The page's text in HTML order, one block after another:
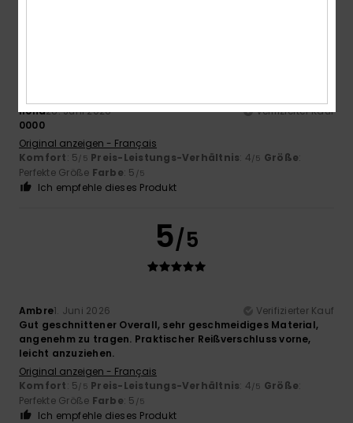
Ilona28. Juni 2026
Verifizierter Kauf
0000
Original anzeigen - Français
Komfort: 5/5 Preis-Leistungs-Verhältnis: 4/5 Größe:
Perfekte Größe Farbe: 5 /5
Ich empfehle dieses Produkt
5/5
Ambre1. Juni 2026
Verifizierter Kauf
Gut geschnittener Overall, sehr geschmeidiges Material,
angenehm zu tragen. Praktischer Reißverschluss vorne,
leicht anzuziehen.
Original anzeigen - Français
Komfort: 5/5 Preis-Leistungs-Verhältnis: 4/5 Größe:
Perfekte Größe Farbe: 5 /5
Ich empfehle dieses Produkt